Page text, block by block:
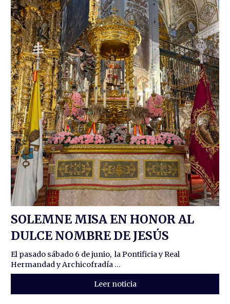
SOLEMNE MISA EN HONOR AL
DULCE NOMBRE DE JESÚS
El pasado sábado 6 de junio, la Pontificia y Real
Hermandad y Archicofradía ...
Leer noticia